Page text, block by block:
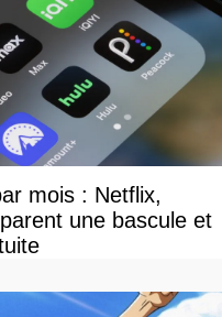
mois : Netflix,
une bascule et